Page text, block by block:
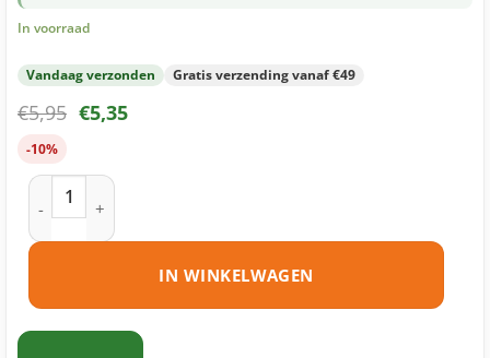
In voorraad
Vandaag verzonden Gratis verzending vanaf €49
€5,95 €5,35
-10%
Canon PGI-525BK inktcartridge zwart huismerk aantal
IN WINKELWAGEN